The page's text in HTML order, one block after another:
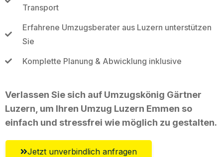
Transport
Erfahrene Umzugsberater aus Luzern unterstützen
Sie
Komplette Planung & Abwicklung inklusive
Verlassen Sie sich auf Umzugskönig Gärtner
Luzern, um Ihren Umzug Luzern Emmen so
einfach und stressfrei wie möglich zu gestalten.
Jetzt unverbindlich anfragen